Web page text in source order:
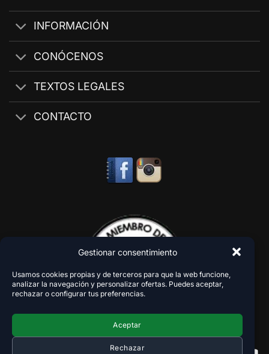
Gestionar consentimiento
Usamos cookies propias y de terceros para que la web funcione,
analizar la navegación y personalizar ofertas. Puedes aceptar,
rechazar o configurar tus preferencias.
Aceptar
Rechazar
INFORMACIÓN
CONÓCENOS
TEXTOS LEGALES
CONTACTO